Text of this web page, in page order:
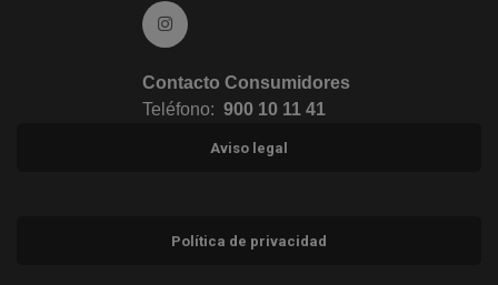
Ir a Instagram (abre en ventana nueva)
Contacto Consumidores
Teléfono: 900 10 11 41
Aviso legal
Política de privacidad